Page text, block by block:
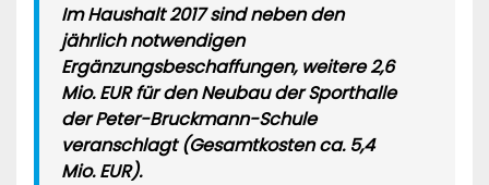
Im Haushalt 2017 sind neben den
jährlich notwendigen
Ergänzungsbeschaffungen, weitere 2,6
Mio. EUR für den Neubau der Sporthalle
der Peter-Bruckmann-Schule
veranschlagt (Gesamtkosten ca. 5,4
Mio. EUR).